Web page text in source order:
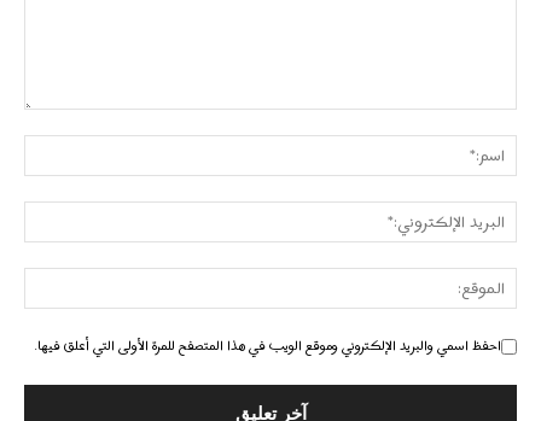
احفظ اسمي والبريد الإلكتروني وموقع الويب في هذا المتصفح للمرة الأولى التي أعلق فيها.